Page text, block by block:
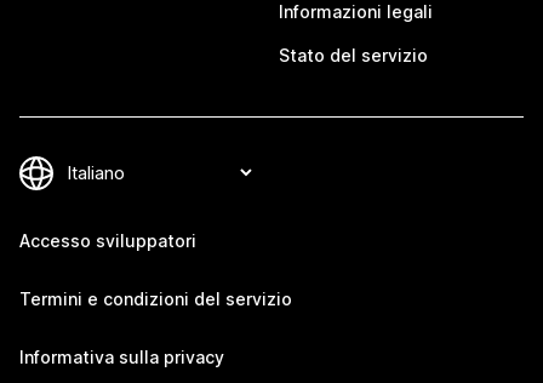
Informazioni legali
Stato del servizio
Accesso sviluppatori
Termini e condizioni del servizio
Informativa sulla privacy